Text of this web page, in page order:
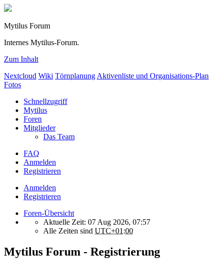
Mytilus Forum
Internes Mytilus-Forum.
Zum Inhalt
Nextcloud Wiki Törnplanung Aktivenliste und Organisations-Plan
Fotos
Schnellzugriff
Mytilus
Foren
Mitglieder
Das Team
FAQ
Anmelden
Registrieren
Anmelden
Registrieren
Foren-Übersicht
Aktuelle Zeit: 07 Aug 2026, 07:57
Alle Zeiten sind UTC+01:00
Mytilus Forum - Registrierung